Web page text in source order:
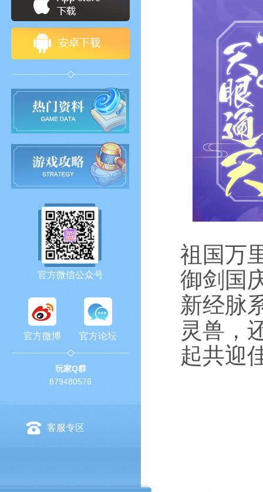
官方微信公众号
官方微博 官方论坛
玩家Q群
879480576
客服专区
祖国万
御剑国
新经脉
灵兽，
起共迎